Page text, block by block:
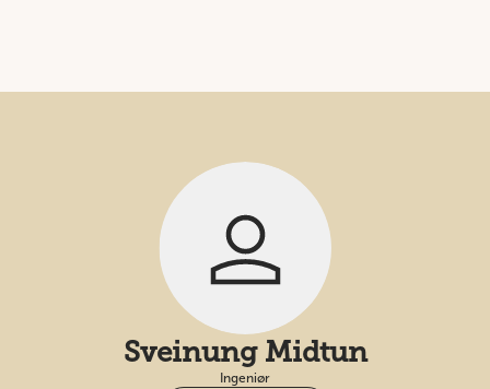
Sveinung Midtun
Ingeniør